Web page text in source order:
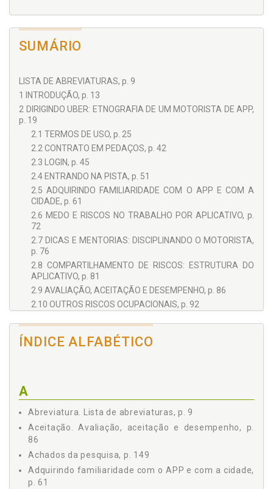
SUMÁRIO
LISTA DE ABREVIATURAS, p. 9
1 INTRODUÇÃO, p. 13
2 DIRIGINDO UBER: ETNOGRAFIA DE UM MOTORISTA DE APP,
p. 19
2.1 TERMOS DE USO, p. 25
2.2 CONTRATO EM PEDAÇOS, p. 42
2.3 LOGIN, p. 45
2.4 ENTRANDO NA PISTA, p. 51
2.5 ADQUIRINDO FAMILIARIDADE COM O APP E COM A
CIDADE, p. 61
2.6 MEDO E RISCOS NO TRABALHO POR APLICATIVO, p.
72
2.7 DICAS E MENTORIAS: DISCIPLINANDO O MOTORISTA,
p. 76
2.8 COMPARTILHAMENTO DE RISCOS: ESTRUTURA DO
APLICATIVO, p. 81
2.9 AVALIAÇÃO, ACEITAÇÃO E DESEMPENHO, p. 86
2.10 OUTROS RISCOS OCUPACIONAIS, p. 92
2.12 ENTREVISTAS, p. 112
2.13 NÚMEROS DA PESQUISA, p. 126
3.2 ACHADOS DA PESQUISA, p. 149
3.2.1 Incentivismo, p. 152
3.2.3 Pedagogismo, p. 165
3.2.4 Estelionato, p. 167
3.2.5 Compartilhamento de Riscos, p. 171
ÍNDICE ALFABÉTICO
A
Abreviatura. Lista de abreviaturas, p. 9
Aceitação. Avaliação, aceitação e desempenho, p.
86
Achados da pesquisa, p. 149
Adquirindo familiaridade com o APP e com a cidade,
p. 61